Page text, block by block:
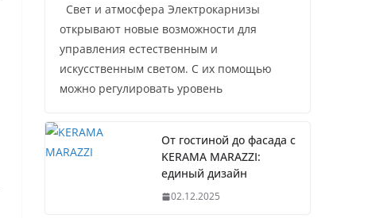
Свет и атмосфера Электрокарнизы
открывают новые возможности для
управления естественным и
искусственным светом. С их помощью
можно регулировать уровень
От гостиной до фасада с
KERAMA MARAZZI:
единый дизайн
02.12.2025